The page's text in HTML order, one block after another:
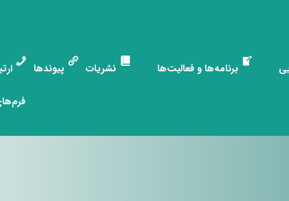
برنامه‌ها و فعالیت‌ها نشریات پیوندها